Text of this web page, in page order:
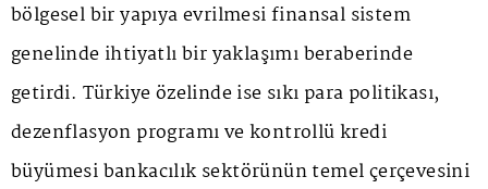
bölgesel bir yapıya evrilmesi finansal sistem
genelinde ihtiyatlı bir yaklaşımı beraberinde
getirdi. Türkiye özelinde ise sıkı para politikası,
dezenflasyon programı ve kontrollü kredi
büyümesi bankacılık sektörünün temel çerçevesini